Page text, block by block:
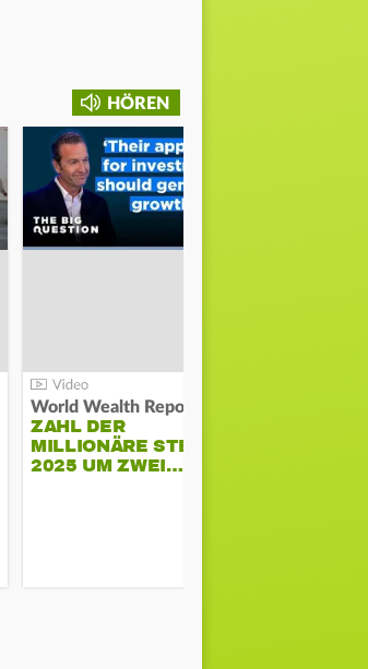
HÖREN
World Wealth Report:
ZAHL DER
MILLIONÄRE STEIGT
2025 UM ZWEI…